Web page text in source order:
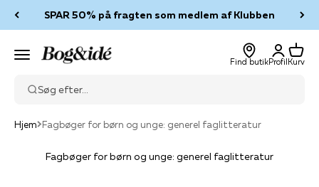
SPAR 50% på fragten som medlem af Klubben
Menu Bog & idé
Find butik
Log ind
Profil
Kurv
Kurv
Søg efter...
Hjem Fagbøger for børn og unge: generel faglitteratur
Fagbøger for børn og unge: generel faglitteratur